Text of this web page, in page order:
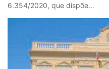
6.354/2020, que dispõe…